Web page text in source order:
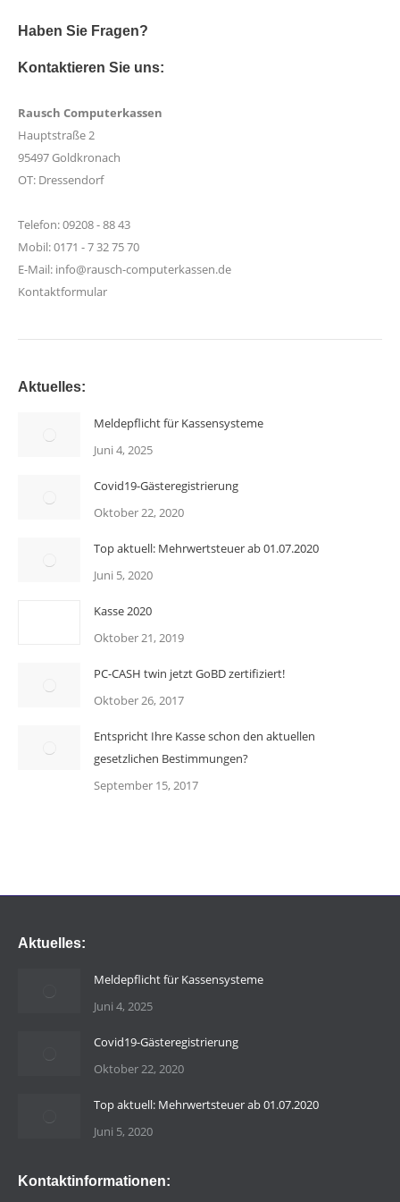
Haben Sie Fragen?
Kontaktieren Sie uns:
Rausch Computerkassen
Hauptstraße 2
95497 Goldkronach
OT: Dressendorf
Telefon: 09208 - 88 43
Mobil: 0171 - 7 32 75 70
E-Mail: info@rausch-computerkassen.de
Kontaktformular
Aktuelles:
Meldepflicht für Kassensysteme
Juni 4, 2025
Covid19-Gästeregistrierung
Oktober 22, 2020
Top aktuell: Mehrwertsteuer ab 01.07.2020
Juni 5, 2020
Kasse 2020
Oktober 21, 2019
PC-CASH twin jetzt GoBD zertifiziert!
Oktober 26, 2017
Entspricht Ihre Kasse schon den aktuellen
gesetzlichen Bestimmungen?
September 15, 2017
Aktuelles:
Meldepflicht für Kassensysteme
Juni 4, 2025
Covid19-Gästeregistrierung
Oktober 22, 2020
Top aktuell: Mehrwertsteuer ab 01.07.2020
Juni 5, 2020
Kontaktinformationen: